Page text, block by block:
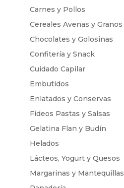
Carnes y Pollos
Cereales Avenas y Granos
Chocolates y Golosinas
Confitería y Snack
Cuidado Capilar
Embutidos
Enlatados y Conservas
Fideos Pastas y Salsas
Gelatina Flan y Budín
Helados
Lácteos, Yogurt y Quesos
Margarinas y Mantequillas